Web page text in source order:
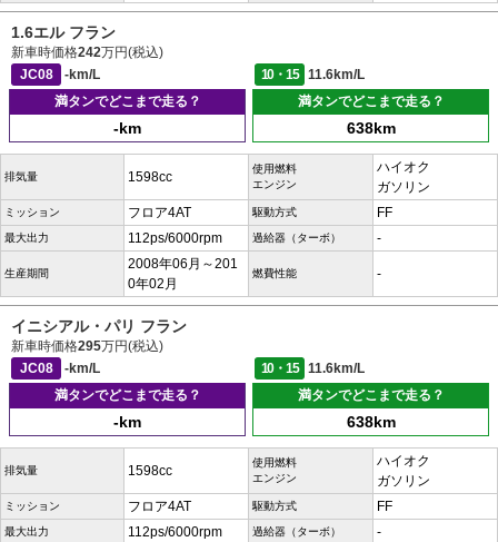
1.6エル フラン
新車時価格242万円(税込)
JC08
-km/L 10・15
11.6km/L
満タンでどこまで走る？
-km
満タンでどこまで走る？
638km
排気量 1598cc
使用燃料
エンジン
ハイオク
ガソリン
ミッション フロア4AT 駆動方式 FF
最大出力 112ps/6000rpm 過給器（ターボ） -
生産期間
2008年06月～201
0年02月
燃費性能 -
イニシアル・パリ フラン
新車時価格295万円(税込)
JC08
-km/L 10・15
11.6km/L
満タンでどこまで走る？
-km
満タンでどこまで走る？
638km
排気量 1598cc
使用燃料
エンジン
ハイオク
ガソリン
ミッション フロア4AT 駆動方式 FF
最大出力 112ps/6000rpm 過給器（ターボ） -